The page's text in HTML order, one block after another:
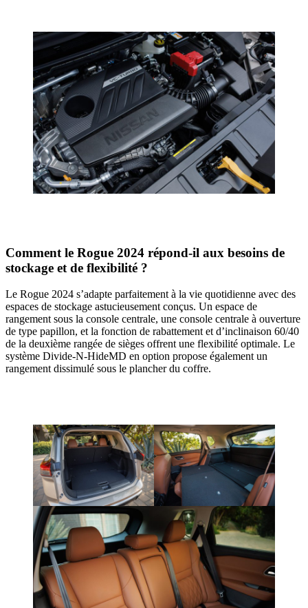
Comment le Rogue 2024 répond-il aux besoins de
stockage et de flexibilité ?
Le Rogue 2024 s’adapte parfaitement à la vie quotidienne avec des
espaces de stockage astucieusement conçus. Un espace de
rangement sous la console centrale, une console centrale à ouverture
de type papillon, et la fonction de rabattement et d’inclinaison 60/40
de la deuxième rangée de sièges offrent une flexibilité optimale. Le
système Divide-N-HideMD en option propose également un
rangement dissimulé sous le plancher du coffre.